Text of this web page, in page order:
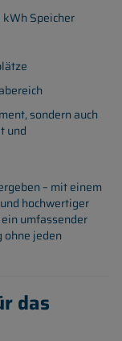
Speicher
sondern auch
und
– mit einem
hochwertiger
umfassender
ohne jeden
das